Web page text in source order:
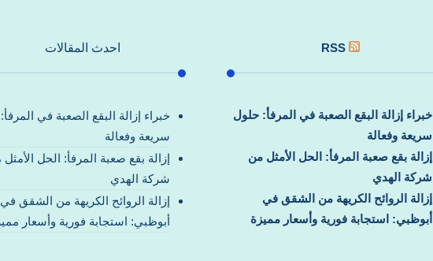
RSS
خبراء إزالة البقع الصعبة في المرفأ: حلول
سريعة وفعالة
إزالة بقع صعبة المرفأ: الحل الأمثل من
شركة الهدي
إزالة الروائح الكريهة من الشقق في
أبوظبي: استجابة فورية وأسعار مميزة
احدث المقالات
خبراء إزالة البقع الصعبة في
سريعة وفعالة
إزالة بقع صعبة المرفأ: الحل
شركة الهدي
إزالة الروائح الكريهة من الشقق في
أبوظبي: استجابة فورية وأسعار